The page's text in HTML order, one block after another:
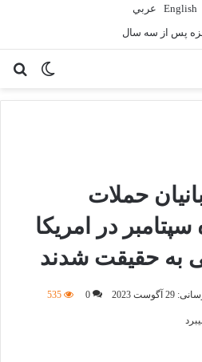
English
عربي
تغییر
حملات
در امریکا
به حقیقت شدند
2023
0
535